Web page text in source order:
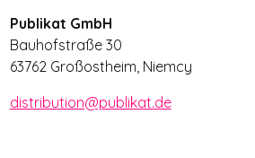
Publikat GmbH
Bauhofstraße 30
63762 Großostheim, Niemcy
distribution@publikat.de